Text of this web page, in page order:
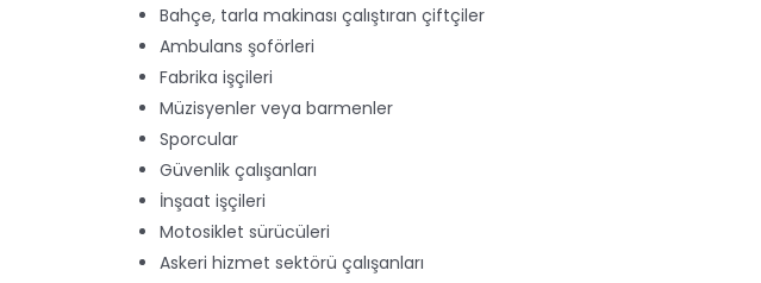
Bahçe, tarla makinası çalıştıran çiftçiler
Ambulans şoförleri
Fabrika işçileri
Müzisyenler veya barmenler
Sporcular
Güvenlik çalışanları
İnşaat işçileri
Motosiklet sürücüleri
Askeri hizmet sektörü çalışanları